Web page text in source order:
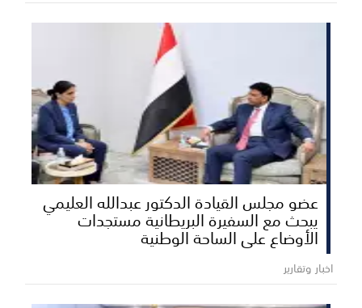
عضو مجلس القيادة الدكتور عبدالله العليمي
يبحث مع السفيرة البريطانية مستجدات
الأوضاع على الساحة الوطنية
اخبار وتقارير